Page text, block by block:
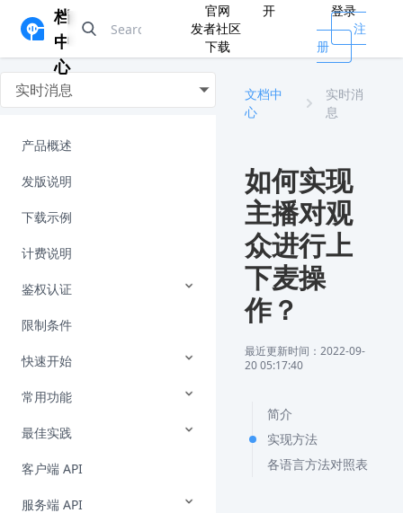
档
中
心
官网
开
发者社区
下载
登录
注
册
实时消息
产品概述
发版说明
下载示例
计费说明
鉴权认证
限制条件
快速开始
常用功能
最佳实践
客户端 API
服务端 API
文档中
心
实时消
息
如何实现
主播对观
众进行上
下麦操
作？
最近更新时间：2022-09-
20 05:17:40
简介
实现方法
各语言方法对照表